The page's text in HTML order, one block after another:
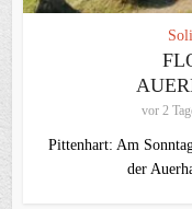
vor 2
Pittenhart: Am
der